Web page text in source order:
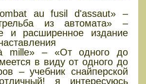
au fusil d'assaut» –
из автомата» –
и расширенное издание
mille» – «От одного до
в виду от одного до
– учебник снайперской
я интересуюсь